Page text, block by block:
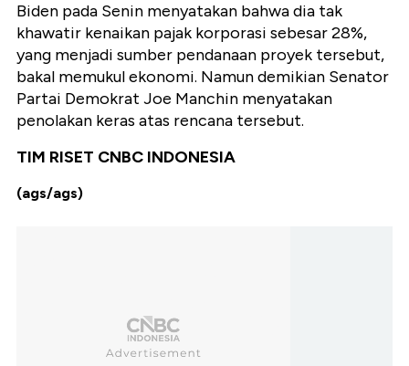
Biden pada Senin menyatakan bahwa dia tak
khawatir kenaikan pajak korporasi sebesar 28%,
yang menjadi sumber pendanaan proyek tersebut,
bakal memukul ekonomi. Namun demikian Senator
Partai Demokrat Joe Manchin menyatakan
penolakan keras atas rencana tersebut.
TIM RISET CNBC INDONESIA
(ags/ags)